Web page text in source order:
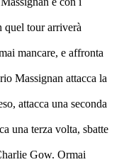
quel tour arriverà
mancare, e affronta
Massignan attacca la
attacca una seconda
una terza volta, sbatte
Gow. Ormai